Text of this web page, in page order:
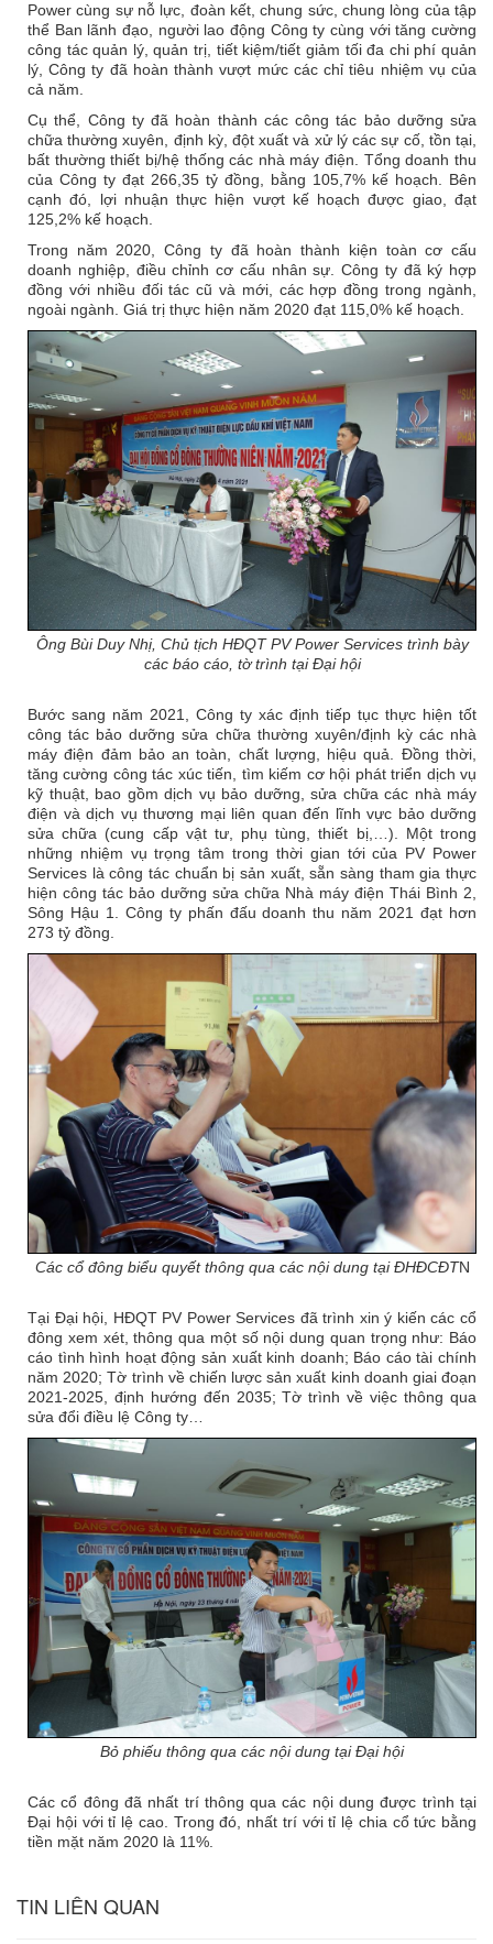
Power cùng sự nỗ lực, đoàn kết, chung sức, chung lòng của tập
thể Ban lãnh đạo, người lao động Công ty cùng với tăng cường
công tác quản lý, quản trị, tiết kiệm/tiết giảm tối đa chi phí quản
lý, Công ty đã hoàn thành vượt mức các chỉ tiêu nhiệm vụ của
cả năm.
Cụ thể, Công ty đã hoàn thành các công tác bảo dưỡng sửa
chữa thường xuyên, định kỳ, đột xuất và xử lý các sự cố, tồn tại,
bất thường thiết bị/hệ thống các nhà máy điện. Tổng doanh thu
của Công ty đạt 266,35 tỷ đồng, bằng 105,7% kế hoạch. Bên
cạnh đó, lợi nhuận thực hiện vượt kế hoạch được giao, đạt
125,2% kế hoạch.
Trong năm 2020, Công ty đã hoàn thành kiện toàn cơ cấu
doanh nghiệp, điều chỉnh cơ cấu nhân sự. Công ty đã ký hợp
đồng với nhiều đối tác cũ và mới, các hợp đồng trong ngành,
ngoài ngành. Giá trị thực hiện năm 2020 đạt 115,0% kế hoạch.
Ông Bùi Duy Nhị, Chủ tịch HĐQT PV Power Services trình bày
các báo cáo, tờ trình tại Đại hội
Bước sang năm 2021, Công ty xác định tiếp tục thực hiện tốt
công tác bảo dưỡng sửa chữa thường xuyên/định kỳ các nhà
máy điện đảm bảo an toàn, chất lượng, hiệu quả. Đồng thời,
tăng cường công tác xúc tiến, tìm kiếm cơ hội phát triển dịch vụ
kỹ thuật, bao gồm dịch vụ bảo dưỡng, sửa chữa các nhà máy
điện và dịch vụ thương mại liên quan đến lĩnh vực bảo dưỡng
sửa chữa (cung cấp vật tư, phụ tùng, thiết bị,…). Một trong
những nhiệm vụ trọng tâm trong thời gian tới của PV Power
Services là công tác chuẩn bị sản xuất, sẵn sàng tham gia thực
hiện công tác bảo dưỡng sửa chữa Nhà máy điện Thái Bình 2,
Sông Hậu 1. Công ty phấn đấu doanh thu năm 2021 đạt hơn
273 tỷ đồng.
Các cổ đông biểu quyết thông qua các nội dung tại ĐHĐCĐTN
Tại Đại hội, HĐQT PV Power Services đã trình xin ý kiến các cổ
đông xem xét, thông qua một số nội dung quan trọng như: Báo
cáo tình hình hoạt động sản xuất kinh doanh; Báo cáo tài chính
năm 2020; Tờ trình về chiến lược sản xuất kinh doanh giai đoạn
2021-2025, định hướng đến 2035; Tờ trình về việc thông qua
sửa đổi điều lệ Công ty…
Bỏ phiếu thông qua các nội dung tại Đại hội
Các cổ đông đã nhất trí thông qua các nội dung được trình tại
Đại hội với tỉ lệ cao. Trong đó, nhất trí với tỉ lệ chia cổ tức bằng
tiền mặt năm 2020 là 11%.
TIN LIÊN QUAN